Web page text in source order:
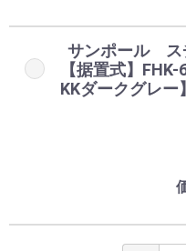
サンポール ス
【据置式】
KKダークグレー】